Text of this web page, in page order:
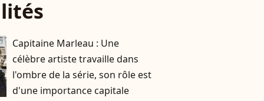
Capitaine Marleau : Une
célèbre artiste travaille dans
l'ombre de la série, son rôle est
d'une importance capitale